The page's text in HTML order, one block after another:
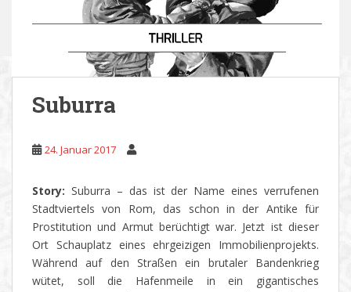
Suburra
24. Januar 2017
Story: Suburra – das ist der Name eines verrufenen
Stadtviertels von Rom, das schon in der Antike für
Prostitution und Armut berüchtigt war. Jetzt ist dieser
Ort Schauplatz eines ehrgeizigen Immobilienprojekts.
Während auf den Straßen ein brutaler Bandenkrieg
wütet, soll die Hafenmeile in ein gigantisches